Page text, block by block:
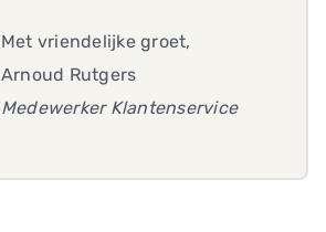
Met vriendelijke groet,
Arnoud Rutgers
Medewerker Klantenservice